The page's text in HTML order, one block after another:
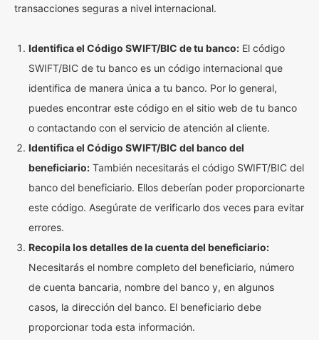
transacciones seguras a nivel internacional.
Identifica el Código SWIFT/BIC de tu banco: El código
SWIFT/BIC de tu banco es un código internacional que
identifica de manera única a tu banco. Por lo general,
puedes encontrar este código en el sitio web de tu banco
o contactando con el servicio de atención al cliente.
Identifica el Código SWIFT/BIC del banco del
beneficiario: También necesitarás el código SWIFT/BIC del
banco del beneficiario. Ellos deberían poder proporcionarte
este código. Asegúrate de verificarlo dos veces para evitar
errores.
Recopila los detalles de la cuenta del beneficiario:
Necesitarás el nombre completo del beneficiario, número
de cuenta bancaria, nombre del banco y, en algunos
casos, la dirección del banco. El beneficiario debe
proporcionar toda esta información.